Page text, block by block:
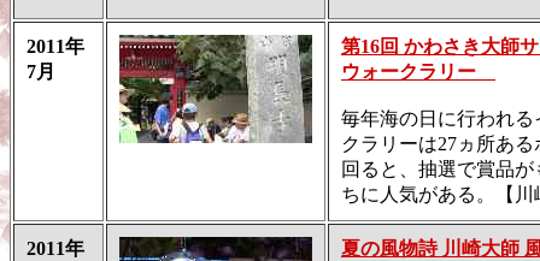
2011年
7月
第16回 かわさき大師
ウォークラリー
毎年海の日に行われ
クラリーは27ヵ所あ
回ると、抽選で賞品
ちに人気がある。【
2011年
夏の風物詩 川崎大師